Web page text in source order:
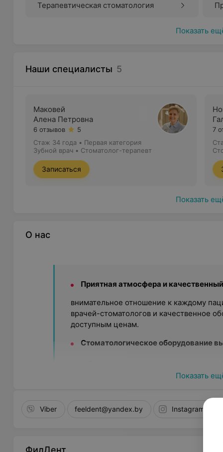
Терапевтическая стоматология
Показать
Наши специалисты 5
Маковей
Алена Петровна
6 отзывов
5
Стаж 34 года • Первая категория
Зубной врач • Стоматолог-терапевт
Записаться
7
Показать
О нас
Приятная атмосфера и
внимательное отношение к каждому
врачей-стоматологов и качественное
доступным ценам.
Стоматологическое оборудование
производства с использованием
лечение и провести контроль
Врачи первой квалификационной
квалификационной категории. Свой
Показать
Viber feeldent@yandex.by Instagram
ФилДент